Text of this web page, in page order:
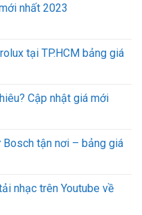
nhất 2023
tại TP.HCM bảng giá
Cập nhật giá mới
tận nơi – bảng giá
nhạc trên Youtube về